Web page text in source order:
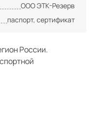
ООО ЭТК-Резерв
паспорт, сертификат
России.